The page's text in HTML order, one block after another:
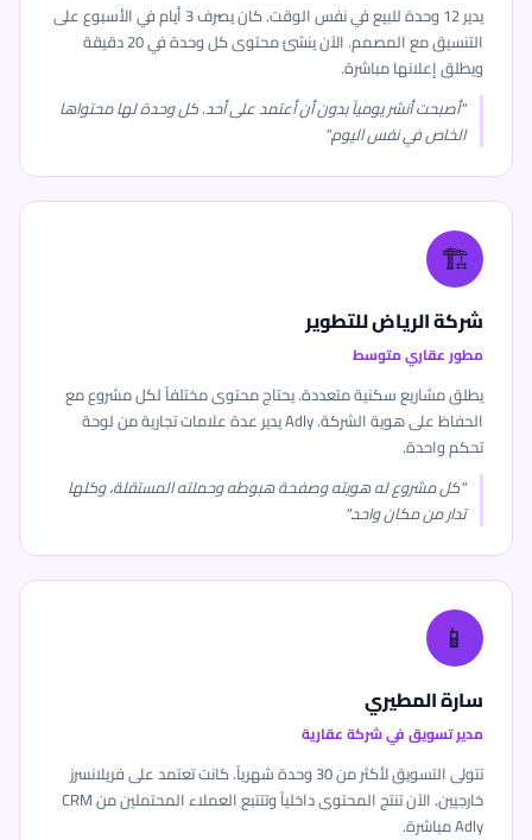
يدير 12 وحدة للبيع في نفس الوقت. كان يصرف 3 أيام في الأسبوع على
التنسيق مع المصمم. الآن ينشئ محتوى كل وحدة في 20 دقيقة
ويطلق إعلانها مباشرة.
"أصبحت أنشر يومياً بدون أن أعتمد على أحد. كل وحدة لها محتواها
الخاص في نفس اليوم."
🏗️
شركة الرياض للتطوير
مطور عقاري متوسط
يطلق مشاريع سكنية متعددة. يحتاج محتوى مختلفاً لكل مشروع مع
الحفاظ على هوية الشركة. Adly يدير عدة علامات تجارية من لوحة
تحكم واحدة.
"كل مشروع له هويته وصفحة هبوطه وحملته المستقلة، وكلها
تدار من مكان واحد."
📱
سارة المطيري
مدير تسويق في شركة عقارية
تتولى التسويق لأكثر من 30 وحدة شهرياً. كانت تعتمد على فريلانسرز
خارجيين. الآن تنتج المحتوى داخلياً وتتتبع العملاء المحتملين من CRM
Adly مباشرة.